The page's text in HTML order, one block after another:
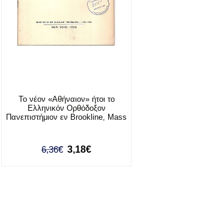
Το νέον «Αθήναιον» ήτοι το
Ελληνικόν Ορθόδοξον
Πανεπιστήμιον εν Brookline, Mass
6,36€ 3,18€